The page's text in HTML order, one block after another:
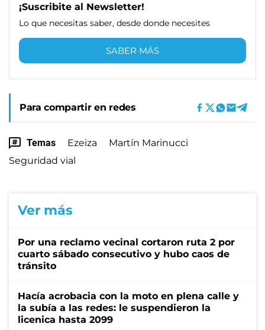
¡Suscribite al Newsletter!
Lo que necesitas saber, desde donde necesites
SABER MÁS
Para compartir en redes
Temas Ezeiza
Martín Marinucci
Seguridad vial
Ver más
Por una reclamo vecinal cortaron ruta 2 por
cuarto sábado consecutivo y hubo caos de
tránsito
Hacía acrobacia con la moto en plena calle y
la subía a las redes: le suspendieron la
licenica hasta 2099